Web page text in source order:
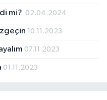
mi? 02.04.2024
10.11.2023
07.11.2023
01.11.2023